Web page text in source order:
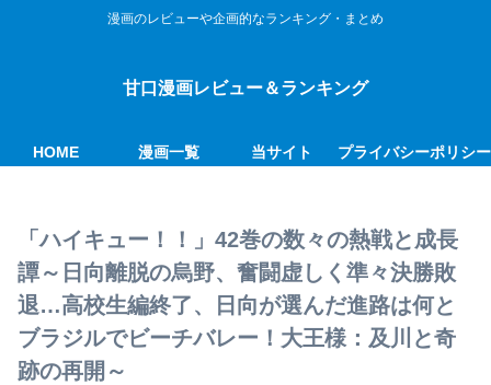
漫画のレビューや企画的なランキング・まとめ
甘口漫画レビュー＆ランキング
HOME 漫画一覧 当サイト プライバシーポリシー
「ハイキュー！！」42巻の数々の熱戦と成長
譚～日向離脱の烏野、奮闘虚しく準々決勝敗
退…高校生編終了、日向が選んだ進路は何と
ブラジルでビーチバレー！大王様：及川と奇
跡の再開～